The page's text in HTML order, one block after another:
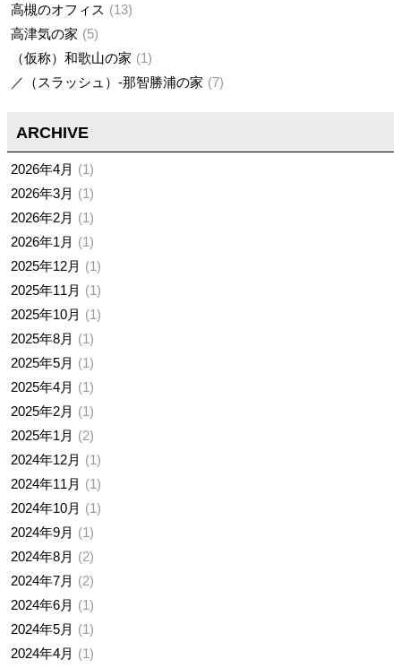
高槻のオフィス
13
高津気の家
5
（仮称）和歌山の家
1
／（スラッシュ）-那智勝浦の家
7
ARCHIVE
2026年4月
1
2026年3月
1
2026年2月
1
2026年1月
1
2025年12月
1
2025年11月
1
2025年10月
1
2025年8月
1
2025年5月
1
2025年4月
1
2025年2月
1
2025年1月
2
2024年12月
1
2024年11月
1
2024年10月
1
2024年9月
1
2024年8月
2
2024年7月
2
2024年6月
1
2024年5月
1
2024年4月
1